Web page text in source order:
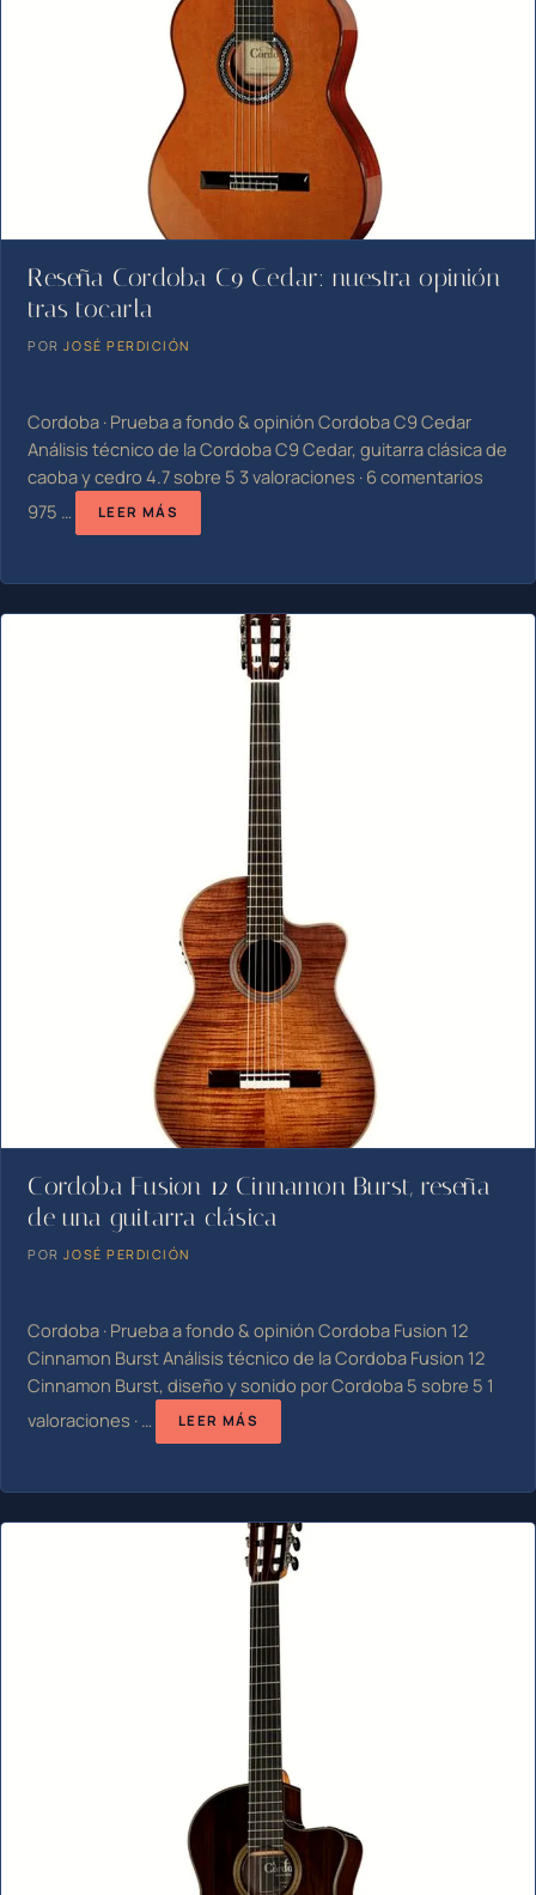
Reseña Cordoba C9 Cedar: nuestra opinión
tras tocarla
PORJOSÉ PERDICIÓN
Cordoba · Prueba a fondo & opinión Cordoba C9 Cedar
Análisis técnico de la Cordoba C9 Cedar, guitarra clásica de
caoba y cedro 4.7 sobre 5 3 valoraciones · 6 comentarios
975 …
LEER MÁS
Cordoba Fusion 12 Cinnamon Burst, reseña
de una guitarra clásica
PORJOSÉ PERDICIÓN
Cordoba · Prueba a fondo & opinión Cordoba Fusion 12
Cinnamon Burst Análisis técnico de la Cordoba Fusion 12
Cinnamon Burst, diseño y sonido por Cordoba 5 sobre 5 1
valoraciones · …
LEER MÁS